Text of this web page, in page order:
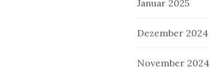
Januar 2025
Dezember 2024
November 2024